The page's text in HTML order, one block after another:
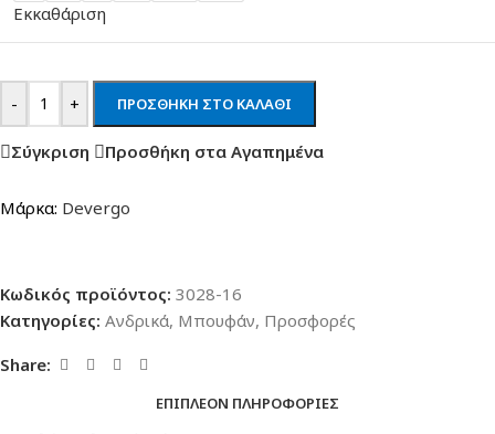
Εκκαθάριση
- + ΠΡΟΣΘΉΚΗ ΣΤΟ ΚΑΛΆΘΙ
Σύγκριση Προσθήκη στα Αγαπημένα
Μάρκα: Devergo
Κωδικός προϊόντος: 3028-16
Κατηγορίες: Ανδρικά, Μπουφάν, Προσφορές
Share:
ΕΠΙΠΛΈΟΝ ΠΛΗΡΟΦΟΡΊΕΣ